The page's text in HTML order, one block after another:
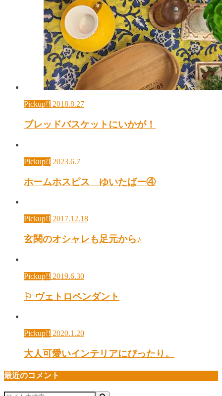
Pickup!! 2018.8.27
ブレッドバスケットにいかが！
Pickup!! 2023.6.7
ホームホスピス ゆいたばー④
Pickup!! 2017.12.18
玄関のオシャレも足元から♪
Pickup!! 2019.6.30
⚐ ヴェトロペンダント
Pickup!! 2020.1.20
大人可愛いインテリアにぴったり。
最近のコメント